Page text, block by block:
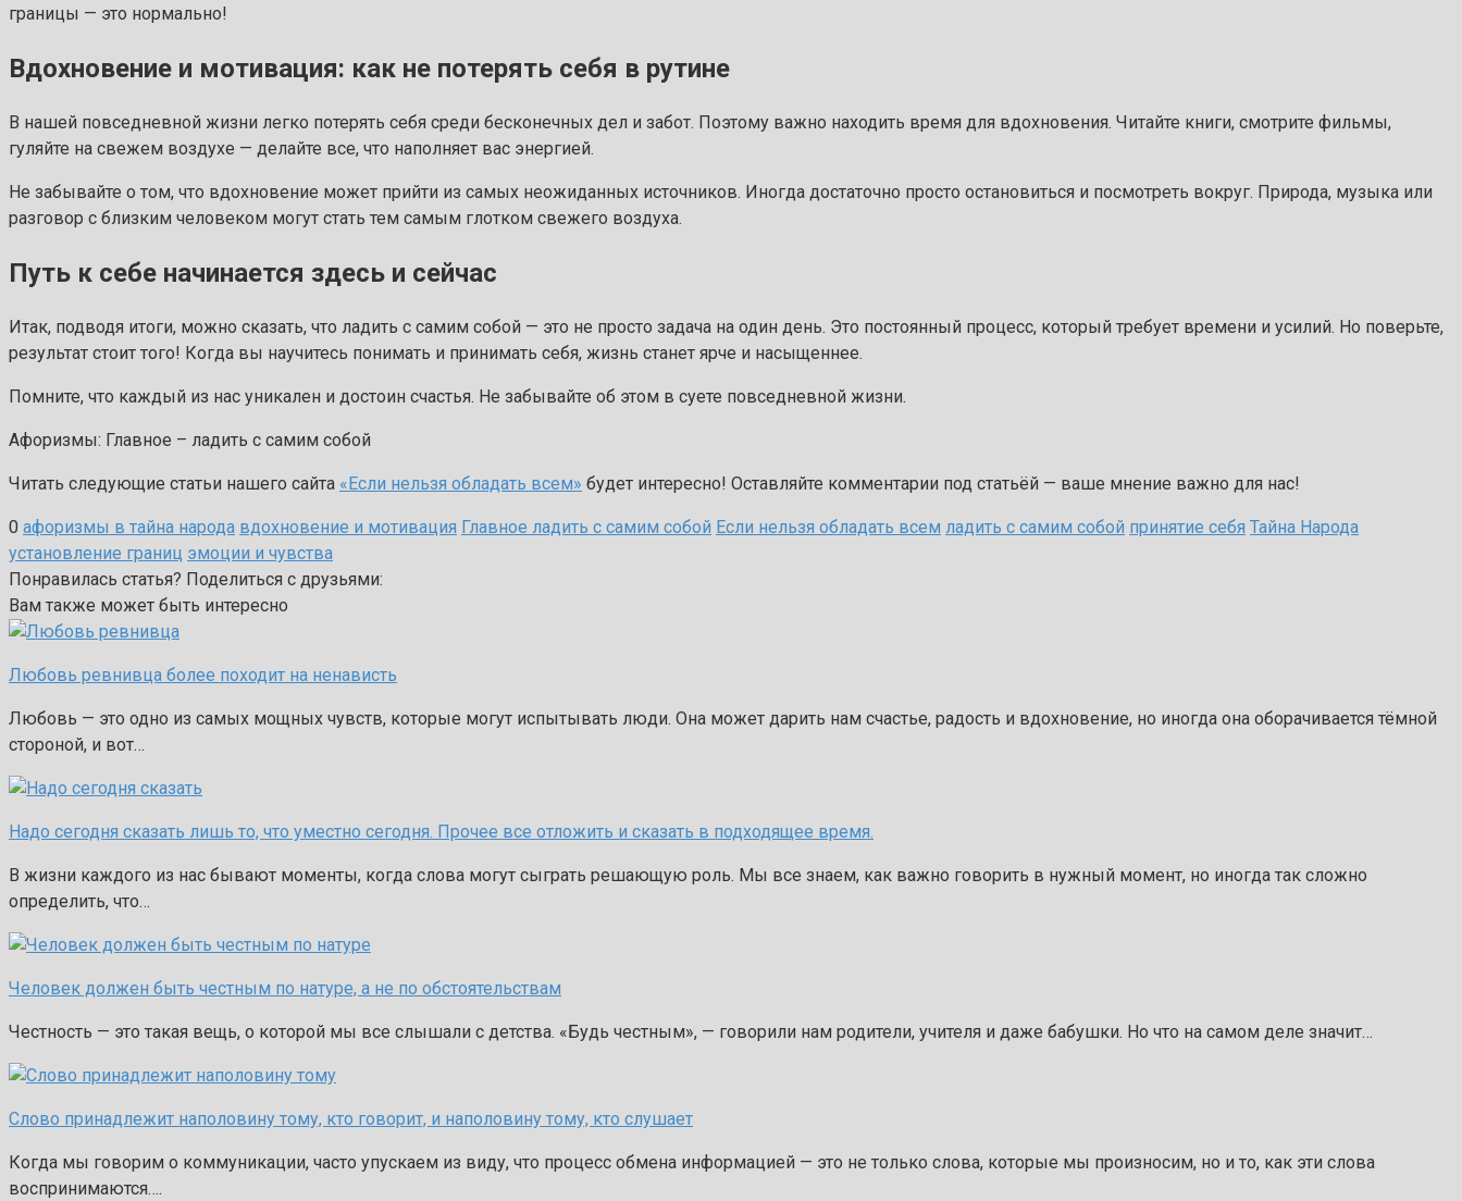
границы — это нормально!
Вдохновение и мотивация: как не потерять себя в рутине
В нашей повседневной жизни легко потерять себя среди бесконечных дел и забот. Поэтому важно находить время для вдохновения. Читайте книги, смотрите фильмы,
гуляйте на свежем воздухе — делайте все, что наполняет вас энергией.
Не забывайте о том, что вдохновение может прийти из самых неожиданных источников. Иногда достаточно просто остановиться и посмотреть вокруг. Природа, музыка или
разговор с близким человеком могут стать тем самым глотком свежего воздуха.
Путь к себе начинается здесь и сейчас
Итак, подводя итоги, можно сказать, что ладить с самим собой — это не просто задача на один день. Это постоянный процесс, который требует времени и усилий. Но поверьте,
результат стоит того! Когда вы научитесь понимать и принимать себя, жизнь станет ярче и насыщеннее.
Помните, что каждый из нас уникален и достоин счастья. Не забывайте об этом в суете повседневной жизни.
Афоризмы: Главное – ладить с самим собой
Читать следующие статьи нашего сайта «Если нельзя обладать всем» будет интересно! Оставляйте комментарии под статьёй — ваше мнение важно для нас!
0 афоризмы в тайна народа вдохновение и мотивация Главное ладить с самим собой Если нельзя обладать всем ладить с самим собой принятие себя Тайна Народа
установление границ эмоции и чувства
Понравилась статья? Поделиться с друзьями:
Вам также может быть интересно
Любовь ревнивца более походит на ненависть
Любовь — это одно из самых мощных чувств, которые могут испытывать люди. Она может дарить нам счастье, радость и вдохновение, но иногда она оборачивается тёмной
стороной, и вот…
Надо сегодня сказать лишь то, что уместно сегодня. Прочее все отложить и сказать в подходящее время.
В жизни каждого из нас бывают моменты, когда слова могут сыграть решающую роль. Мы все знаем, как важно говорить в нужный момент, но иногда так сложно
определить, что…
Человек должен быть честным по натуре, а не по обстоятельствам
Честность — это такая вещь, о которой мы все слышали с детства. «Будь честным», — говорили нам родители, учителя и даже бабушки. Но что на самом деле значит…
Слово принадлежит наполовину тому, кто говорит, и наполовину тому, кто слушает
Когда мы говорим о коммуникации, часто упускаем из виду, что процесс обмена информацией — это не только слова, которые мы произносим, но и то, как эти слова
воспринимаются….